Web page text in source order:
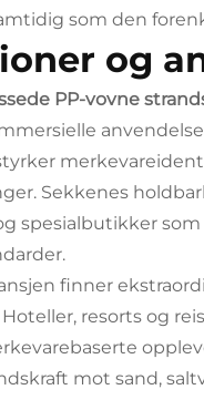
som den
og
PP-vovne
Sekkenes
spesialbutikker
finner
resorts og
mot sand,